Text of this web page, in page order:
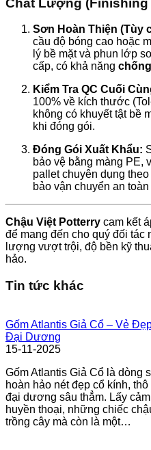
Sơn Hoàn Thiện (Tùy
cầu độ bóng cao hoặc
lý bề mặt và phun lớp
cấp, có khả năng
Kiểm Tra QC Cuối
100% về kích thước
không có khuyết tật bề
khi đóng gói.
Đóng Gói Xuất Khẩu:
bảo vệ bằng màng PE,
pallet chuyên dụng
bảo vận chuyển an
Chậu Việt Potterry cam kết
để mang đến cho quý đối
lượng vượt trội, độ bền kỹ
hảo.
Tin tức khác
Gốm Atlantis Giả Cổ – Vẻ
Đại Dương
15-11-2025
Gốm Atlantis Giả Cổ là dòng
hoàn hảo nét đẹp cổ kính,
đại dương sâu thẳm. Lấy
huyền thoại, những chiếc
trồng cây mà còn là một…